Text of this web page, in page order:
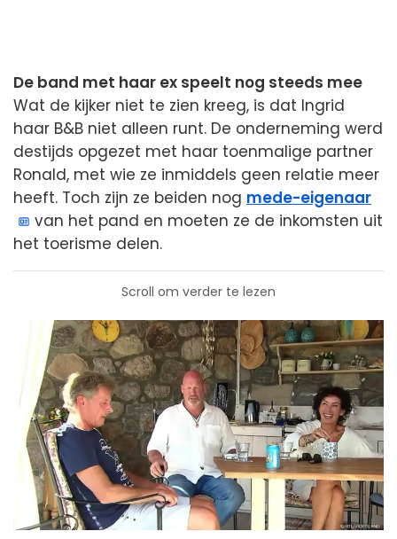
De band met haar ex speelt nog steeds mee
Wat de kijker niet te zien kreeg, is dat Ingrid
haar B&B niet alleen runt. De onderneming werd
destijds opgezet met haar toenmalige partner
Ronald, met wie ze inmiddels geen relatie meer
heeft. Toch zijn ze beiden nog mede-eigenaar
van het pand en moeten ze de inkomsten uit
het toerisme delen.
Scroll om verder te lezen